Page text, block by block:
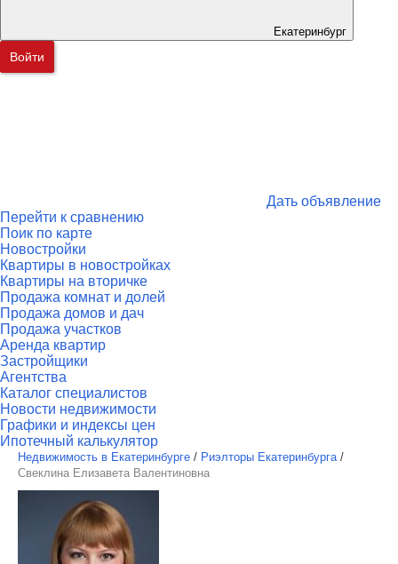
Екатеринбург
Войти
Дать объявление
Перейти к сравнению
Поик по карте
Новостройки
Квартиры в новостройках
Квартиры на вторичке
Продажа комнат и долей
Продажа домов и дач
Продажа участков
Аренда квартир
Застройщики
Агентства
Каталог специалистов
Новости недвижимости
Графики и индексы цен
Ипотечный калькулятор
Недвижимость в Екатеринбурге / Риэлторы Екатеринбурга /
Свеклина Елизавета Валентиновна